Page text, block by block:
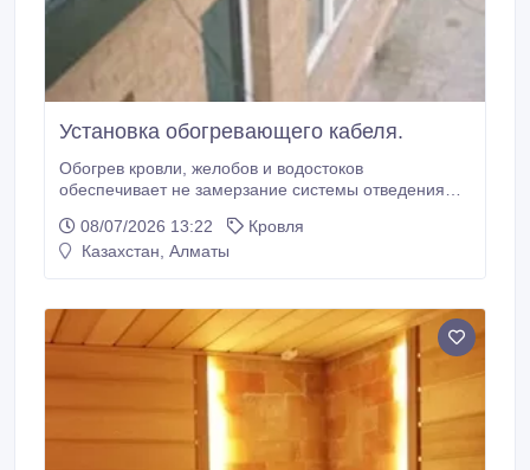
Установка обогревающего кабеля.
Обогрев кровли, желобов и водостоков
обеспечивает не замерзание системы отведения
зимой. Это необходимо для беспрепятственного и
постоянного отведения с кровли талой воды. При
08/07/2026 13:22
Кровля
Казахстан, Алматы